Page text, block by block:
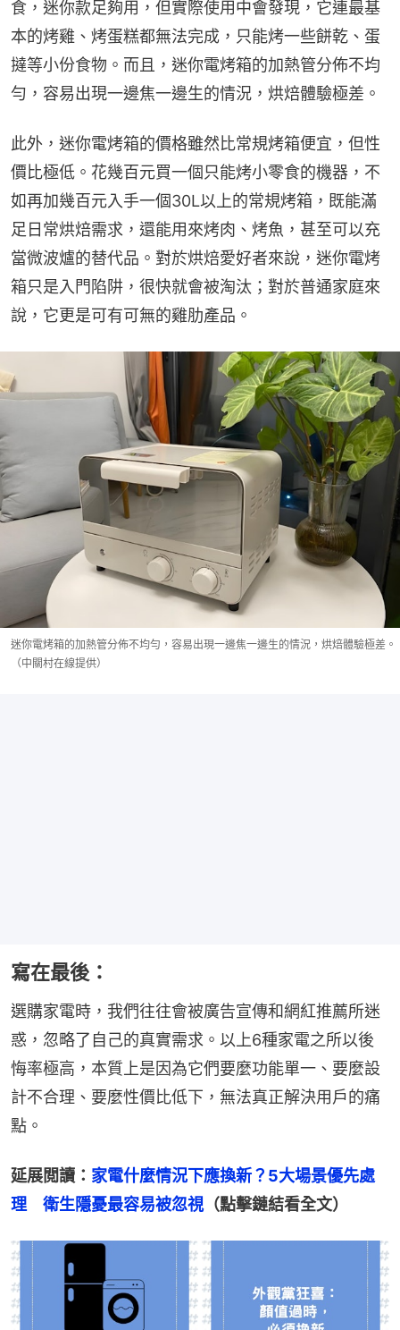
食，迷你款足夠用，但實際使用中會發現，它連最基
本的烤雞、烤蛋糕都無法完成，只能烤一些餅乾、蛋
撻等小份食物。而且，迷你電烤箱的加熱管分佈不均
勻，容易出現一邊焦一邊生的情況，烘焙體驗極差。
此外，迷你電烤箱的價格雖然比常規烤箱便宜，但性
價比極低。花幾百元買一個只能烤小零食的機器，不
如再加幾百元入手一個30L以上的常規烤箱，既能滿
足日常烘焙需求，還能用來烤肉、烤魚，甚至可以充
當微波爐的替代品。對於烘焙愛好者來說，迷你電烤
箱只是入門陷阱，很快就會被淘汰；對於普通家庭來
說，它更是可有可無的雞肋產品。
迷你電烤箱的加熱管分佈不均勻，容易出現一邊焦一邊生的情況，烘焙體驗極差。
（中關村在線提供）
寫在最後：
選購家電時，我們往往會被廣告宣傳和網紅推薦所迷
惑，忽略了自己的真實需求。以上6種家電之所以後
悔率極高，本質上是因為它們要麼功能單一、要麼設
計不合理、要麼性價比低下，無法真正解決用戶的痛
點。
延展閲讀： 家電什麼情況下應換新？5大場景優先處
理　衛生隱憂最容易被忽視（點擊鏈結看全文）